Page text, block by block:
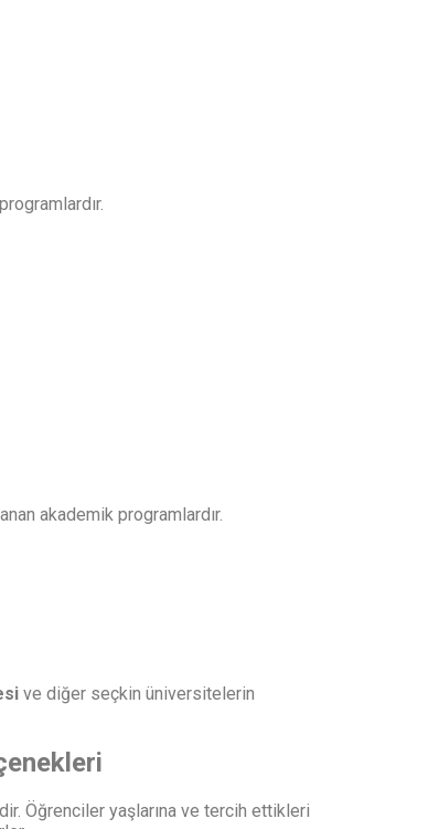
akademik programlardır.
ve diğer seçkin üniversitelerin
Öğrenciler yaşlarına ve tercih ettikleri